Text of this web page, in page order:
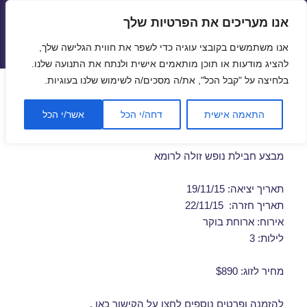
אנו מעריכים את הפרטיות שלך
אנו משתמשים בקובצי עוגיה כדי לשפר את חווית הגלישה שלך,
להציג מודעות או תוכן מותאמים אישית ולנתח את התנועה שלנו.
בלחיצה על "קבל הכל", את/ה מסכים/ה לשימוש שלנו בעוגיות.
התאמה אישית דחה/י הכל אשר/י הכל
תפריטים
ווידג'טים
חבילות נופש לרומא בנובמבר
19/11/2015
מבצע חבילת נופש זולה לרומא
תאריך יציאה: 19/11/15
תאריך חזרה: 22/11/15
אירוח: ארוחת בוקר
לילות: 3
מחיר לזוג: $890
להזמנה ופרטים נוספים לחצו על הקישור כאן .